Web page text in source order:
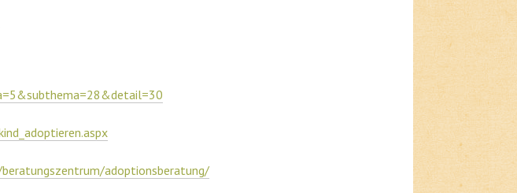
adoptionsberatung/